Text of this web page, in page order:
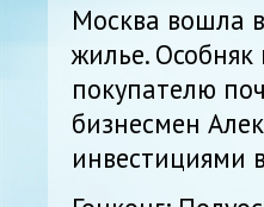
Москва вошла
жилье.
покупателю
бизнесмен
инвестициями